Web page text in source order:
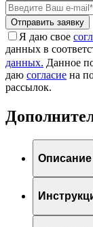
Я даю свое
данных в
данных. Данное
даю согласие на
рассылок.
Описание